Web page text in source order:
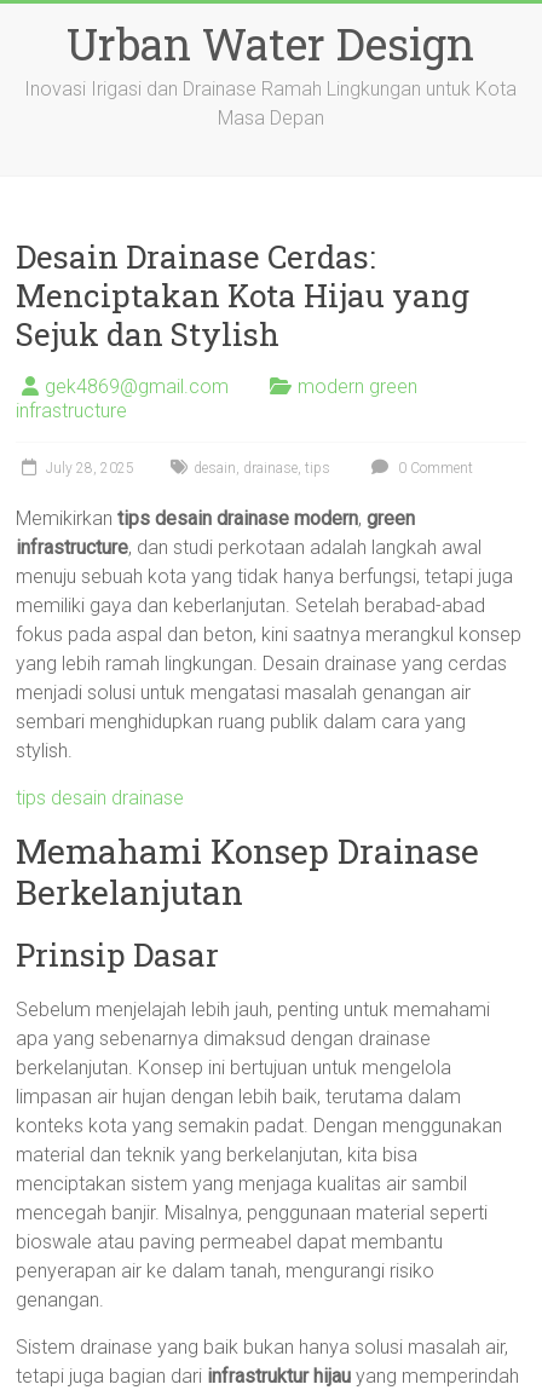
Urban Water Design
Inovasi Irigasi dan Drainase Ramah Lingkungan untuk Kota
Masa Depan
Desain Drainase Cerdas:
Menciptakan Kota Hijau yang
Sejuk dan Stylish
gek4869@gmail.com
modern green
infrastructure
July 28, 2025 desain, drainase,tips 0 Comment
Memikirkantips desain drainase modern,green
infrastructure, dan studi perkotaan adalah langkah awal
menuju sebuah kota yang tidak hanya berfungsi, tetapi juga
memiliki gaya dan keberlanjutan. Setelah berabad-abad
fokus pada aspal dan beton, kini saatnya merangkul konsep
yang lebih ramah lingkungan. Desain drainase yang cerdas
menjadi solusi untuk mengatasi masalah genangan air
sembari menghidupkan ruang publik dalam cara yang
stylish.
tips desain drainase
Memahami Konsep Drainase
Berkelanjutan
Prinsip Dasar
Sebelum menjelajah lebih jauh, penting untuk memahami
apa yang sebenarnya dimaksud dengan drainase
berkelanjutan. Konsep ini bertujuan untuk mengelola
limpasan air hujan dengan lebih baik, terutama dalam
konteks kota yang semakin padat. Dengan menggunakan
material dan teknik yang berkelanjutan, kita bisa
menciptakan sistem yang menjaga kualitas air sambil
mencegah banjir. Misalnya, penggunaan material seperti
bioswale atau paving permeabel dapat membantu
penyerapan air ke dalam tanah, mengurangi risiko
genangan.
Sistem drainase yang baik bukan hanya solusi masalah air,
tetapi juga bagian dari infrastruktur hijau yang memperindah